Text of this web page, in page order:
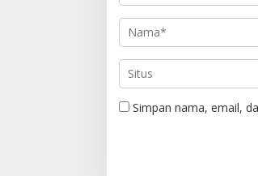
Simpan nama, email,